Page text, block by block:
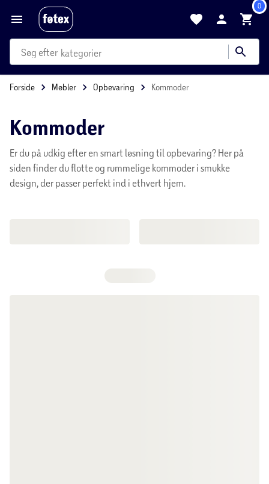
0
produkter
kategorier
Forside Møbler Opbevaring Kommoder
Kommoder
Er du på udkig efter en smart løsning til opbevaring? Her på
siden finder du flotte og rummelige kommoder i smukke
design, der passer perfekt ind i ethvert hjem.